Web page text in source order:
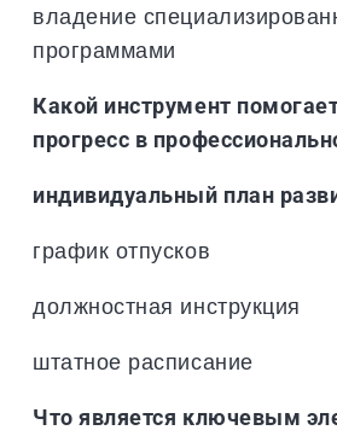
владение
программами
Какой инструмент
прогресс в
индивидуальный план
график отпусков
должностная инструкция
штатное расписание
Что является ключевым